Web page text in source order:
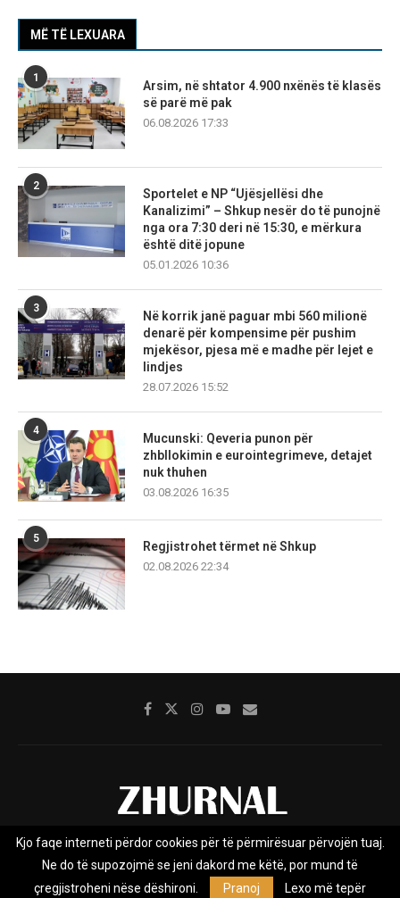
MË TË LEXUARA
1
Arsim, në shtator 4.900 nxënës të klasës
së parë më pak
06.08.2026 17:33
2
Sportelet e NP “Ujësjellësi dhe
Kanalizimi” – Shkup nesër do të punojnë
nga ora 7:30 deri në 15:30, e mërkura
është ditë jopune
05.01.2026 10:36
3
Në korrik janë paguar mbi 560 milionë
denarë për kompensime për pushim
mjekësor, pjesa më e madhe për lejet e
lindjes
28.07.2026 15:52
4
Mucunski: Qeveria punon për
zhbllokimin e eurointegrimeve, detajet
nuk thuhen
03.08.2026 16:35
5
Regjistrohet tërmet në Shkup
02.08.2026 22:34
Rreth nesh Impresumi Marketing
Kontakt
Privacy Policy
Kjo faqe interneti përdor cookies për të përmirësuar përvojën tuaj.
Ne do të supozojmë se jeni dakord me këtë, por mund të
çregjistroheni nëse dëshironi.
Pranoj Lexo më tepër